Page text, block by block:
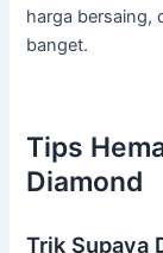
harga bersaing,
banget.
Tips
Diamond
Trik Supaya